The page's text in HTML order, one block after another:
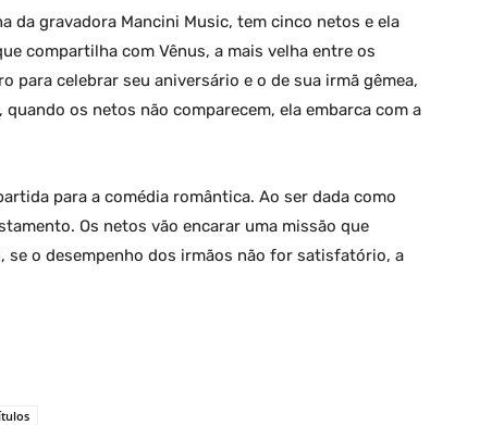
da gravadora Mancini Music, tem cinco netos e ela
compartilha com Vênus, a mais velha entre os
para celebrar seu aniversário e o de sua irmã gêmea,
os netos não comparecem, ela embarca com a
para a comédia romântica. Ao ser dada como
Os netos vão encarar uma missão que
se o desempenho dos irmãos não for satisfatório, a